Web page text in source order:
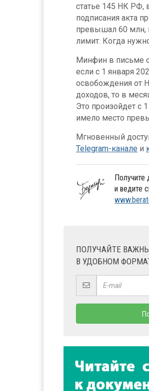
статье 145 НК РФ,
подписания акта
превышал 60 млн,
лимит. Когда
Минфин в письме
если с 1 января
освобождения от
доходов, то в
Это произойдет с
имело место
Мгновенный
Telegram-канале и
Получите
и ведите
ПОЛУЧАЙТЕ
В УДОБНОМ